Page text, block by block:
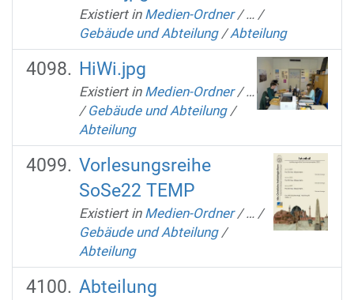
Existiert in Medien-Ordner /… /
Gebäude und Abteilung /Abteilung
HiWi.jpg
Existiert in Medien-Ordner /…
/Gebäude und Abteilung /
Abteilung
Vorlesungsreihe
SoSe22 TEMP
Existiert in Medien-Ordner /… /
Gebäude und Abteilung /
Abteilung
Abteilung